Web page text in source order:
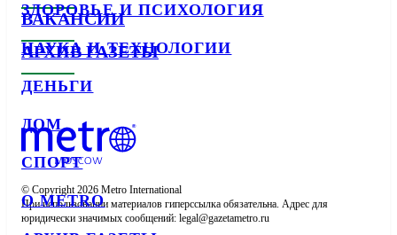
ЗДОРОВЬЕ И ПСИХОЛОГИЯ
НАУКА И ТЕХНОЛОГИИ
ДЕНЬГИ
ДОМ
СПОРТ
О METRO
ВАКАНСИИ
АРХИВ ГАЗЕТЫ
© Copyright 2026 Metro International
При использовании материалов гиперссылка обязательна. Адрес для
юридически значимых сообщений: